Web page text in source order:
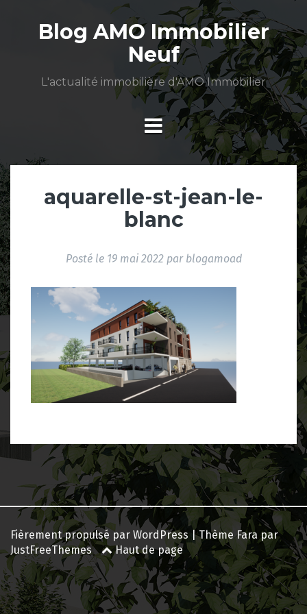
contenuBlog AMO Immobilier
Neuf
L'actualité immobilière d'AMO Immobilier
aquarelle-st-jean-le-
blanc
Posté le 19 mai 2022par blogamoad
Navigation
des
articles
Fièrement propulsé par WordPress |ThèmeFara par
JustFreeThemes
Haut de page